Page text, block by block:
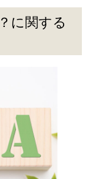
に関する